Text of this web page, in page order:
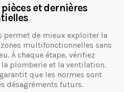
et dernières
permet de mieux exploiter la
multifonctionnelles sans
À chaque étape, vérifiez
plomberie et la ventilation.
que les normes sont
désagréments futurs.